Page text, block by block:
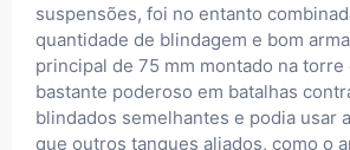
suspensões, foi no entanto
quantidade de blindagem e bom
principal de 75 mm montado na torre
bastante poderoso em batalhas
blindados semelhantes e podia usar
que outros tanques aliados, como o